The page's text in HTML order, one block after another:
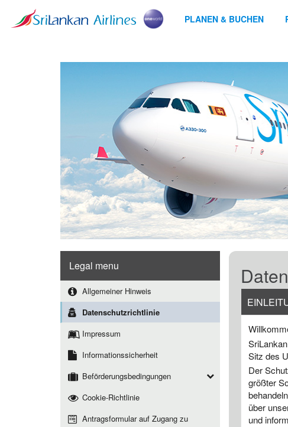
PLANEN & BUCHEN
Legal menu
Allgemeiner Hinweis
Datenschutzrichtlinie
Impressum
Informationssicherheit
Beförderungsbedingungen
Cookie-Richtlinie
Antragsformular auf Zugang zu
Sitz des
Der
größter
über
und